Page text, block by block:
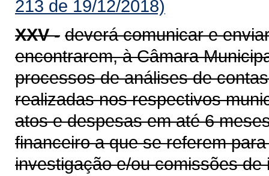
213 de 19/12/2018)
XXV - deverá comunicar e
encontrarem, à Câmara
processos de análises de
realizadas nos respectivos
atos e despesas em até 6
financeiro a que se referem
investigação e/ou comissões de